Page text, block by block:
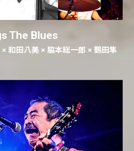
The Blues
和田八美 × 脇本総一郎 × 鶴田隼